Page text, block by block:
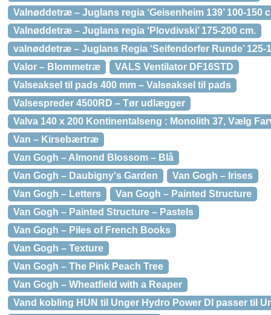
Valnøddetræ – Juglans regia ‘Geisenheim 139’ 100-150
Valnøddetræ – Juglans regia ‘Plovdivski’ 175-200 cm.
valnøddetræ – Juglans Regia ‘Seifendorfer Runde’ 125-
Valor – Blommetræ
VALS Ventilator DF16STD
Valseaksel til pads 400 mm – Valseaksel til pads
Valsespreder 4500RD – Tør udlægger
Valva 140 x 200 Kontinentalseng : Monolith 37, Vælg
Van – Kirsebærtræ
Van Gogh – Almond Blossom – Blå
Van Gogh – Daubigny's Garden
Van Gogh – Irises
Van Gogh – Letters
Van Gogh – Painted Structure
Van Gogh – Painted Structure – Pastels
Van Gogh – Piles of French Books
Van Gogh – Texture
Van Gogh – The Pink Peach Tree
Van Gogh – Wheatfield with a Reaper
Vand kobling HUN til Unger Hydro Power DI passer til